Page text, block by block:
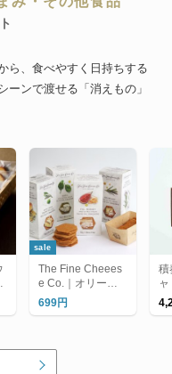
ら、食べやすく日持ちする
ンで渡せる「消えもの」
sale
The Fine Cheees
e Co.｜オリーブ
オイルクラッカー
699円
積